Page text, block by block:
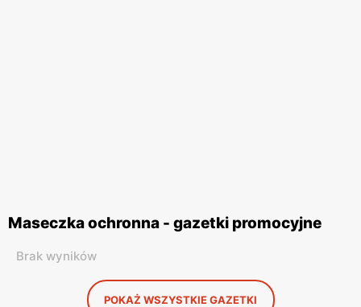
Maseczka ochronna - gazetki promocyjne
Brak wyników
POKAŻ WSZYSTKIE GAZETKI